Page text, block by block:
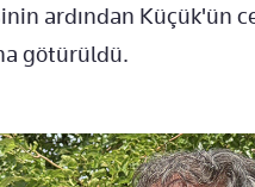
ardından Küçük'ün
götürüldü.